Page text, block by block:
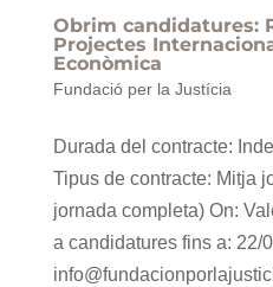
Obrim candidatures:
Projectes
Econòmica
Fundació per la Justícia
Durada del contracte:
Tipus de contracte: Mitja
jornada completa) On:
a candidatures fins a: 22/